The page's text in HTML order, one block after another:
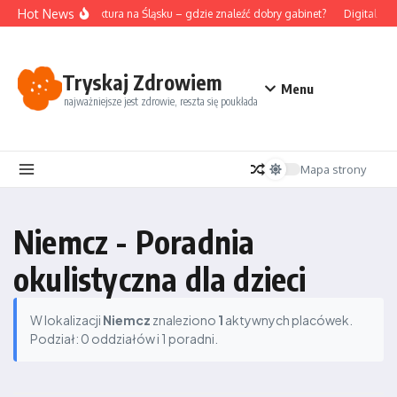
Przejdź do treści
Hot NewsAkupunktura na Śląsku – gdzie znaleźć dobry gabinet? Digital
Tryskaj Zdrowiem
najważniejsze jest zdrowie, reszta się poukłada
Menu
Mapa strony
Niemcz - Poradnia
okulistyczna dla dzieci
W lokalizacji Niemcz znaleziono 1 aktywnych placówek.
Podział: 0 oddziałów i 1 poradni.